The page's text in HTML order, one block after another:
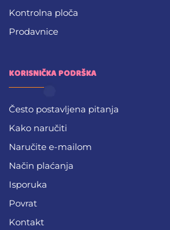
Kontrolna ploča
Prodavnice
KORISNIČKA PODRŠKA
Često postavljena pitanja
Kako naručiti
Naručite e-mailom
Način plaćanja
Isporuka
Povrat
Kontakt